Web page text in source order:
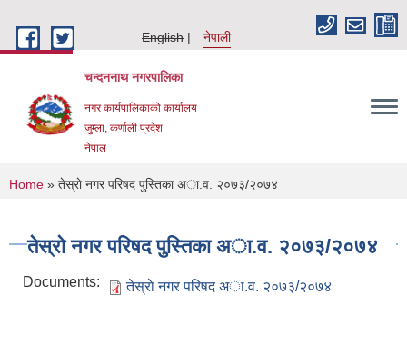
English
नेपाली
चन्दननाथ नगरपालिका
नगर कार्यपालिकाको कार्यालय
जुम्ला, कर्णाली प्रदेश
नेपाल
You are here
Home » तेस्राे नगर परिषद पुस्तिका अा‍.व. २०७३/२०७४
तेस्राे नगर परिषद पुस्तिका अा‍.व. २०७३/२०७४
Documents: तेस्राे नगर परिषद अा.व. २०७३/२०७४